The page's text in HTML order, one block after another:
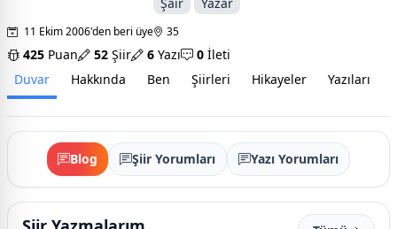
11 Ekim 2006'den beri üye 35
425 Puan 52 Şiir 6 Yazı 0 İleti
Duvar
Hakkında Ben Şiirleri Hikayeler Yazıları
Blog Şiir Yorumları Yazı Yorumları